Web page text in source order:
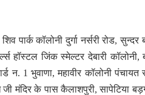
पार्क कॉलोनी दुर्गा नर्सरी रोड, सुन्दर
हॉस्टल जिंक स्मेल्टर देबारी कॉलोनी,
न. 1 भुवाणा, महावीर कॉलोनी
मंदिर के पास कैलाशपुरी, सापेटिया